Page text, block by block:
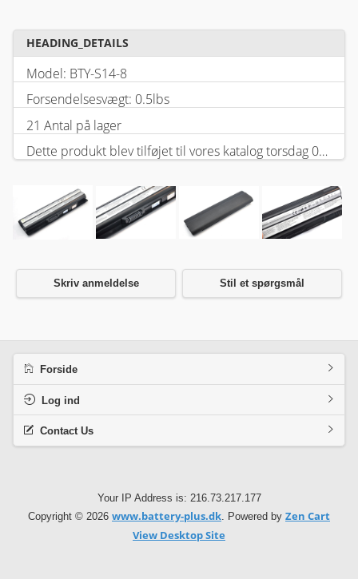
HEADING_DETAILS
Model: BTY-S14-8
Forsendelsesvægt: 0.5lbs
21 Antal på lager
Dette produkt blev tilføjet til vores katalog torsdag 05 februar, 2026.
Skriv anmeldelse Stil et spørgsmål
Forside
Log ind
Contact Us
Your IP Address is: 216.73.217.177
Copyright © 2026 www.battery-plus.dk. Powered by Zen Cart
View Desktop Site